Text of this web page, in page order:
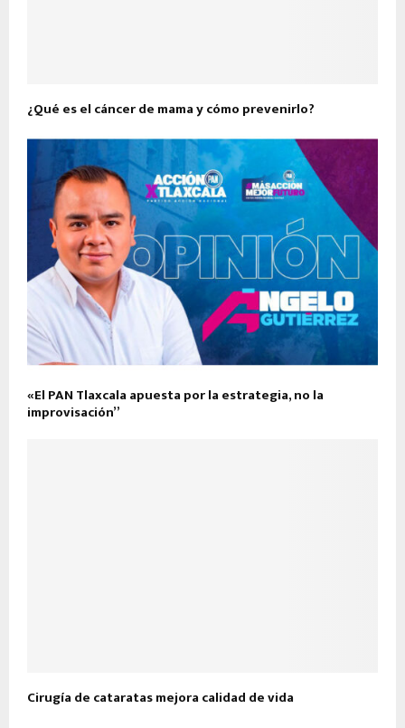
¿Qué es el cáncer de mama y cómo prevenirlo?
«El PAN Tlaxcala apuesta por la estrategia, no la
improvisación”
Cirugía de cataratas mejora calidad de vida